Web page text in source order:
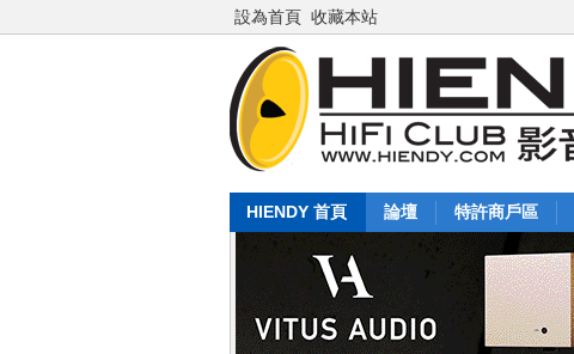
設為首頁 收藏本站
HIENDY 首頁 論壇 特許商戶區